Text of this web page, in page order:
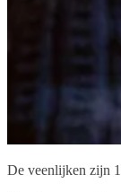
De veenlijken zijn